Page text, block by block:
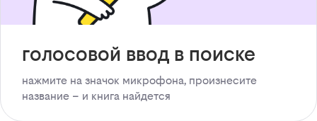
голосовой ввод в поиске
нажмите на значок микрофона, произнесите
название – и книга найдется